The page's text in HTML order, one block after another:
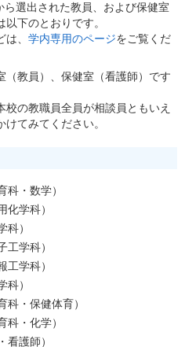
選出された教員、および保健室
下のとおりです。
、 学内専用のページをご覧くだ
（教員）、保健室（看護師）です
校の教職員全員が相談員ともいえ
てみてください。
・数学）
学科）
）
学科）
学科）
）
保健体育）
・化学）
護師）